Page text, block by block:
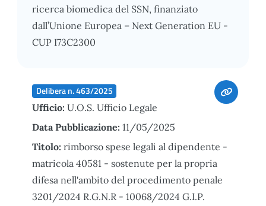
ricerca biomedica del SSN, finanziato
dall’Unione Europea – Next Generation EU -
CUP I73C2300
Delibera n. 463/2025
Ufficio: U.O.S. Ufficio Legale
Data Pubblicazione: 11/05/2025
Titolo: rimborso spese legali al dipendente -
matricola 40581 - sostenute per la propria
difesa nell'ambito del procedimento penale
3201/2024 R.G.N.R - 10068/2024 G.I.P.